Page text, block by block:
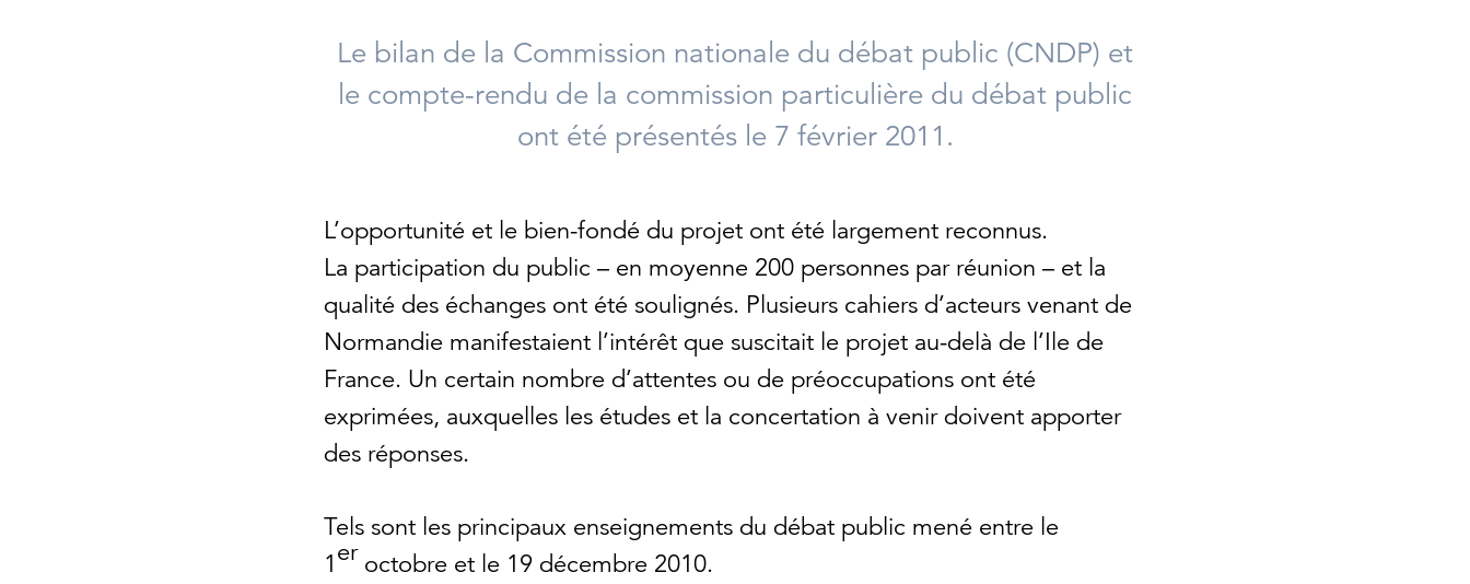
Le bilan de la Commission nationale du débat public (CNDP) et
le compte-rendu de la commission particulière du débat public
ont été présentés le 7 février 2011.
L’opportunité et le bien-fondé du projet ont été largement reconnus.
La participation du public – en moyenne 200 personnes par réunion – et la
qualité des échanges ont été soulignés. Plusieurs cahiers d’acteurs venant de
Normandie manifestaient l’intérêt que suscitait le projet au-delà de l’Ile de
France. Un certain nombre d’attentes ou de préoccupations ont été
exprimées, auxquelles les études et la concertation à venir doivent apporter
des réponses.
Tels sont les principaux enseignements du débat public mené entre le
1er octobre et le 19 décembre 2010.